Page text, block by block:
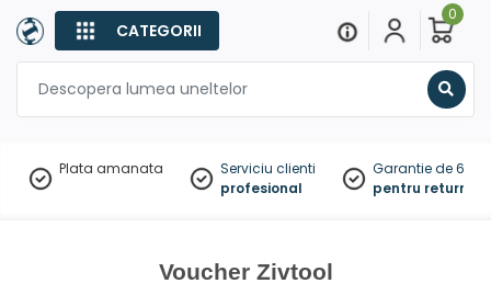
CATEGORII
0
Plata amanata
Serviciu clienti
profesional
Garantie de 60
pentru
Voucher Zivtool